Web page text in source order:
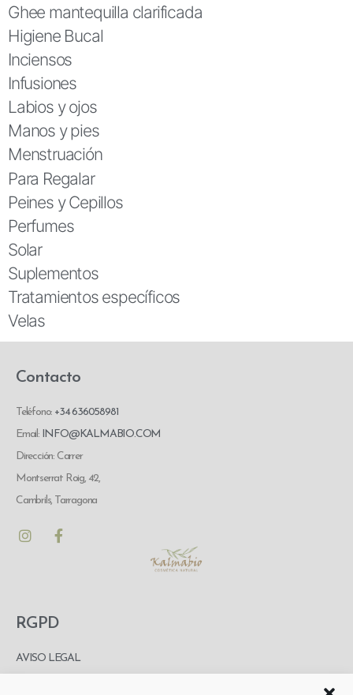
Ghee mantequilla clarificada
Higiene Bucal
Inciensos
Infusiones
Labios y ojos
Manos y pies
Menstruación
Para Regalar
Peines y Cepillos
Perfumes
Solar
Suplementos
Tratamientos específicos
Velas
Contacto
Teléfono: +34 636058981
Email:INFO@KALMABIO.COM
Dirección: Carrer
Montserrat Roig, 42,
Cambrils, Tarragona
RGPD
AVISO LEGAL